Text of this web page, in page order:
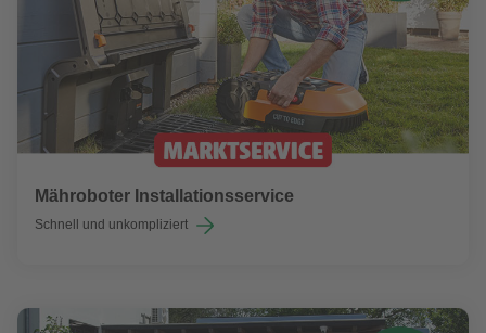
Mähroboter Installationsservice
Schnell und unkompliziert